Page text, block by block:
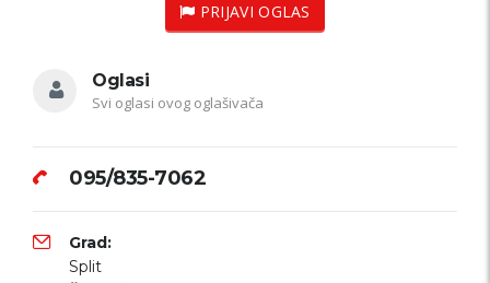
PRIJAVI OGLAS
Oglasi
Svi oglasi ovog oglašivača
095/835-7062
Grad:
Split